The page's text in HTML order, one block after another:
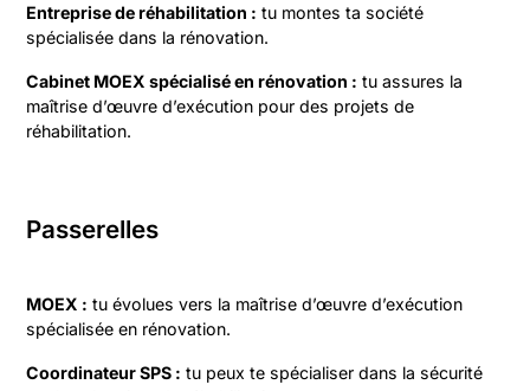
Entreprise de réhabilitation : tu montes ta société
spécialisée dans la rénovation.
Cabinet MOEX spécialisé en rénovation : tu assures la
maîtrise d’œuvre d’exécution pour des projets de
réhabilitation.
Passerelles
MOEX : tu évolues vers la maîtrise d’œuvre d’exécution
spécialisée en rénovation.
Coordinateur SPS : tu peux te spécialiser dans la sécurité